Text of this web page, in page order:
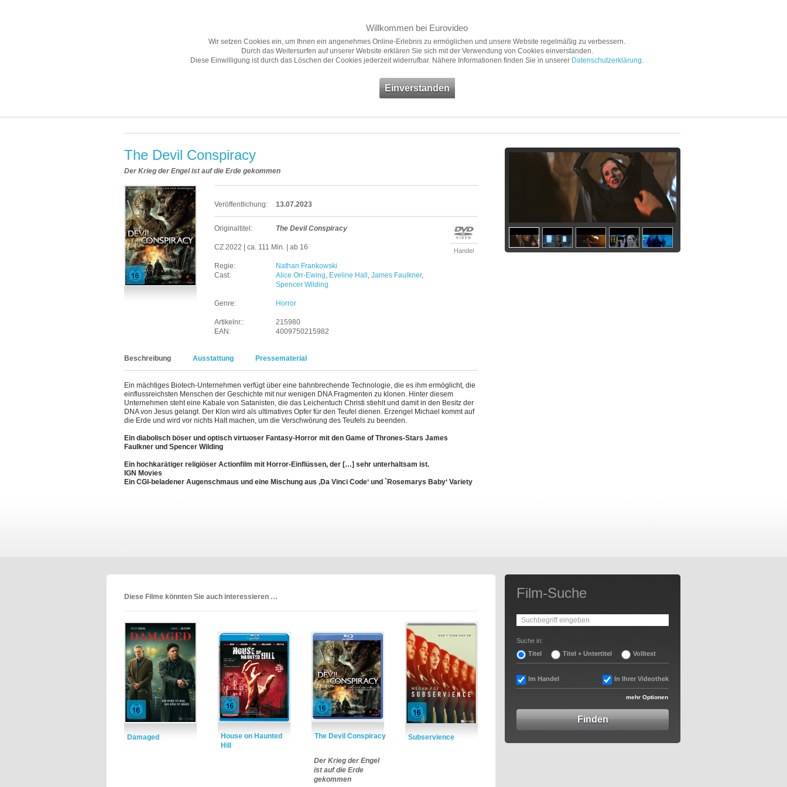
Home Filme
The Devil Conspiracy
Der Krieg der Engel ist auf die Erde gekommen
Veröffentlichung: 13.07.2023
Handel
Originaltitel: The Devil Conspiracy
CZ 2022 | ca. 111 Min. | ab 16
Regie:
Nathan Frankowski
Cast:
Alice Orr-Ewing, Eveline Hall , James Faulkner,
Spencer Wilding
Genre: Horror
Artikelnr.:
215980
EAN:
4009750215982
Beschreibung Ausstattung Pressematerial
Ein mächtiges Biotech-Unternehmen verfügt über eine bahnbrechende Technologie, die es ihm ermöglicht, die
einflussreichsten Menschen der Geschichte mit nur wenigen DNA Fragmenten zu klonen. Hinter diesem
Unternehmen steht eine Kabale von Satanisten, die das Leichentuch Christi stiehlt und damit in den Besitz der
DNA von Jesus gelangt. Der Klon wird als ultimatives Opfer für den Teufel dienen. Erzengel Michael kommt auf
die Erde und wird vor nichts Halt machen, um die Verschwörung des Teufels zu beenden.
Ein diabolisch böser und optisch virtuoser Fantasy-Horror mit den Game of Thrones-Stars James
Faulkner und Spencer Wilding
Ein hochkarätiger religiöser Actionfilm mit Horror-Einflüssen, der […] sehr unterhaltsam ist.
IGN Movies
Ein CGI-beladener Augenschmaus und eine Mischung aus ‚Da Vinci Code‘ und `Rosemarys Baby‘ Variety
Diese Filme könnten Sie auch interessieren …
Damaged
House on Haunted
Hill
The Devil Conspiracy
Der Krieg der Engel
ist auf die Erde
gekommen
Subservience
Film-Suche
Suche in:
Titel
Titel + Untertitel Volltext
Im Handel In Ihrer Videothek
mehr Optionen
Willkommen bei Eurovideo
Wir setzen Cookies ein, um Ihnen ein angenehmes Online-Erlebnis zu ermöglichen und unsere Website regelmäßig zu verbessern.
Durch das Weitersurfen auf unserer Website erklären Sie sich mit der Verwendung von Cookies einverstanden.
Diese Einwilligung ist durch das Löschen der Cookies jederzeit widerrufbar. Nähere Informationen finden Sie in unserer Datenschutzerklärung.
Einverstanden